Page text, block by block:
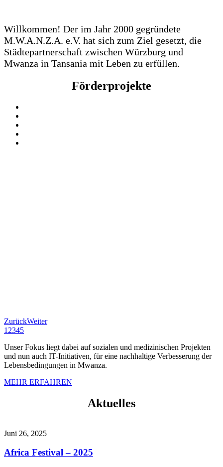
Willkommen! Der im Jahr 2000 gegründete
M.W.A.N.Z.A. e.V. hat sich zum Ziel gesetzt, die
Städtepartnerschaft zwischen Würzburg und
Mwanza in Tansania mit Leben zu erfüllen.
Förderprojekte
ZurückWeiter
1 2345
Unser Fokus liegt dabei auf sozialen und medizinischen Projekten
und nun auch IT-Initiativen, für eine nachhaltige Verbesserung der
Lebensbedingungen in Mwanza.
MEHR ERFAHREN
Aktuelles
Juni 26, 2025
Africa Festival – 2025